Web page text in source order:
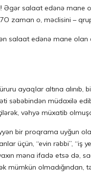
Əgər salaat edənə
zaman o, məclisini –
salaat edənə mane
ayaqlar altına alınıb, bir
səbəbindən müdaxilə
vəhyə müxatib
bir proqrama uyğun
üçün, “evin rəbbi”, “iş
məna ifadə etsə də,
mümkün